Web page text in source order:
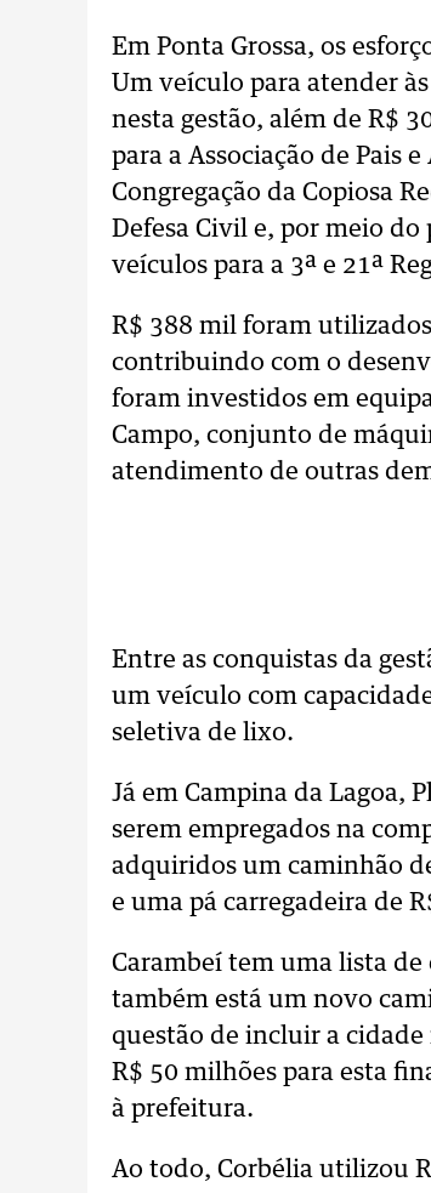
Em Ponta Grossa, os
Um veículo para atender
nesta gestão, além de R$
para a Associação de Pais
Congregação da Copiosa
Defesa Civil e, por meio do
veículos para a 3ª e 21ª
R$ 388 mil foram
contribuindo com o
foram investidos em
Campo, conjunto de
atendimento de outras
Entre as conquistas da
um veículo com
seletiva de lixo.
Já em Campina da Lagoa,
serem empregados na
adquiridos um caminhão
e uma pá carregadeira de
Carambeí tem uma lista
também está um novo
questão de incluir a
R$ 50 milhões para esta
à prefeitura.
Ao todo, Corbélia utilizou